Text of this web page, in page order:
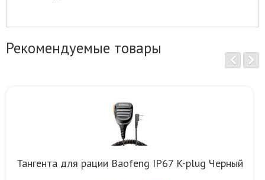
Рекомендуемые товары
Тангента для рации Baofeng IP67 K-plug Черный